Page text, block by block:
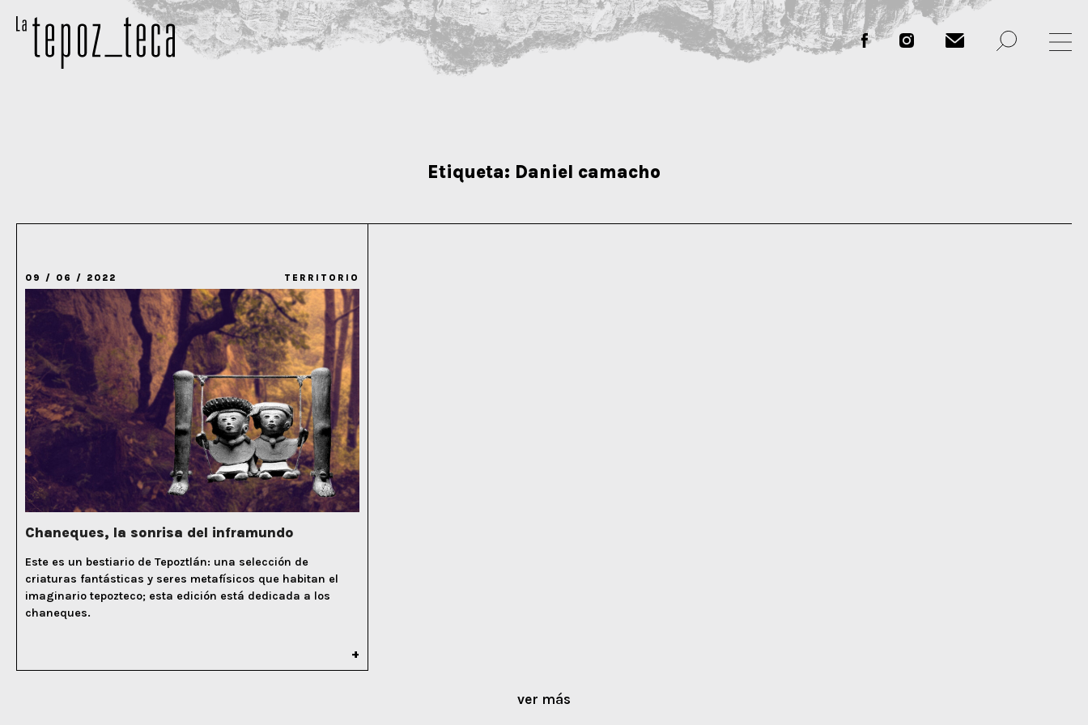
Etiqueta: Daniel camacho
09 / 06 / 2022 TERRITORIO
Chaneques, la sonrisa del inframundo
Este es un bestiario de Tepoztlán: una selección de
criaturas fantásticas y seres metafísicos que habitan el
imaginario tepozteco; esta edición está dedicada a los
chaneques.
ver más